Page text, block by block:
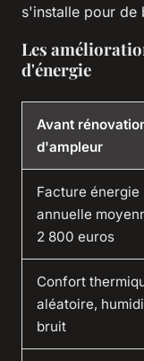
s'installe pour de
Les
d'énergie
Avant
d'ampleur
Facture énergie
annuelle
2 800 euros
Confort
aléatoire,
bruit